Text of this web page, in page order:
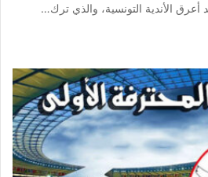
الأندية التونسية، والذي ترك…